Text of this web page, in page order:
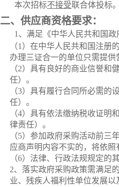
本次招标不接受联合体投标
二、 供应商资格要求：
1 、 满足《中华人民共和国
（1） 在中华人民共和国注册
办理三证合一的单位只需提
（2） 具有良好的商业信誉和
任） 。
（3） 具有履行合同所必需的
任） 。
（4） 具有依法缴纳税收证明
律责任） 。
（5） 参加政府采购活动前三
应商声明内容不实的，将依
（6） 法律、行政法规规定的
2、 落实政府采购政策需满足
业、残疾人福利性单位发展